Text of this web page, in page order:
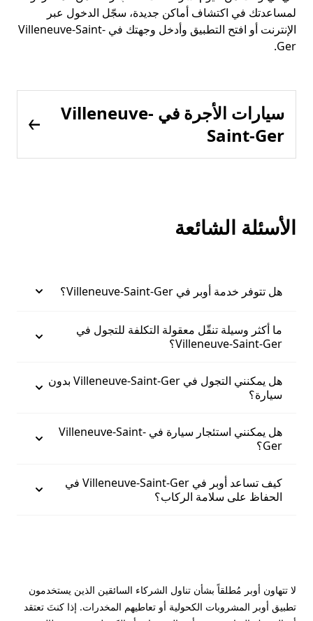
لمساعدتك في اكتشاف أماكن جديدة، سجّل الدخول عبر
الإنترنت أو افتح التطبيق وأدخل وجهتك في Villeneuve-Saint-
Ger.
سيارات الأجرة في Villeneuve-
Saint-Ger
الأسئلة الشائعة
هل تتوفر خدمة أوبر في Villeneuve-Saint-Ger؟
ما أكثر وسيلة تنقّل معقولة التكلفة للتجول في
Villeneuve-Saint-Ger؟
هل يمكنني التجول في Villeneuve-Saint-Ger بدون
سيارة؟
هل يمكنني استئجار سيارة في Villeneuve-Saint-
Ger؟
كيف تساعد أوبر في Villeneuve-Saint-Ger في
الحفاظ على سلامة الركاب؟
لا تتهاون أوبر مُطلقاً بشأن تناول الشركاء السائقين الذين يستخدمون
تطبيق أوبر المشروبات الكحولية أو تعاطيهم المخدرات. إذا كنتَ تعتقد